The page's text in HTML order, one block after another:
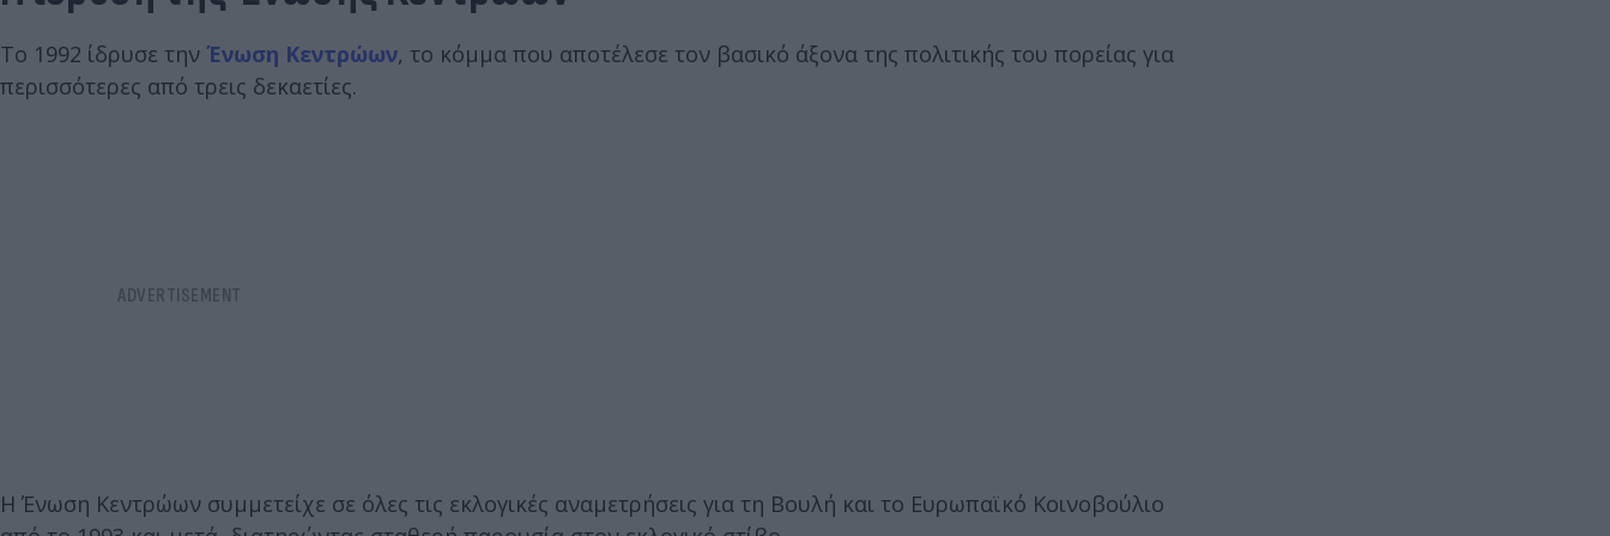
Το 1992 ίδρυσε την Ένωση Κεντρώων, το κόμμα που αποτέλεσε τον βασικό άξονα της πολιτικής του πορείας για
περισσότερες από τρεις δεκαετίες.
Η Ένωση Κεντρώων συμμετείχε σε όλες τις εκλογικές αναμετρήσεις για τη Βουλή και το Ευρωπαϊκό Κοινοβούλιο